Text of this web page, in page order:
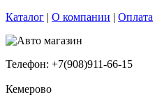
Каталог | О компании | Оплата
Телефон: +7(908)911-66-15
Кемерово